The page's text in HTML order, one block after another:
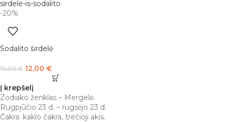
-20%
Sodalito širdelė
15,00€ 12,00 €
Į krepšelį
Zodiako ženklas – Mergelė.
Rugpjūčio 23 d. – rugsėjo 23 d.
Čakra: kaklo čakra, trečioji akis.